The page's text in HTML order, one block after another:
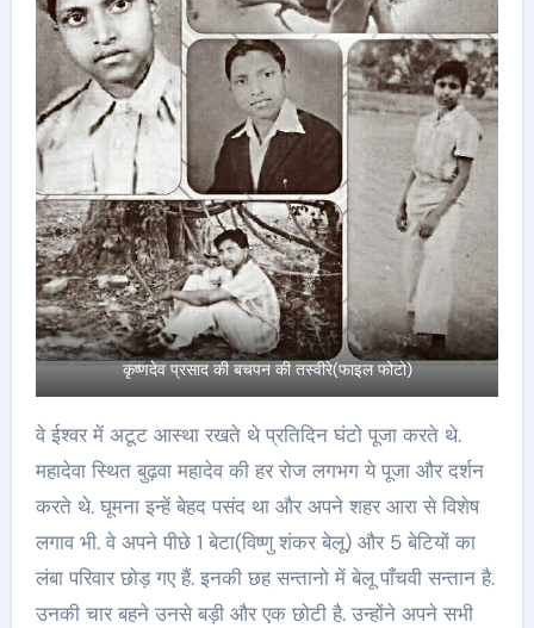
कृष्णदेव प्रसाद की बचपन की तस्वीरे(फाइल फोटो)
वे ईश्वर में अटूट आस्था रखते थे प्रतिदिन घंटो पूजा करते थे.
महादेवा स्थित बुढ़वा महादेव की हर रोज लगभग ये पूजा और दर्शन
करते थे. घूमना इन्हें बेहद पसंद था और अपने शहर आरा से विशेष
लगाव भी. वे अपने पीछे 1 बेटा(विष्णु शंकर बेलू) और 5 बेटियों का
लंबा परिवार छोड़ गए हैं. इनकी छह सन्तानो में बेलू पाँचवी सन्तान है.
उनकी चार बहने उनसे बड़ी और एक छोटी है. उन्होंने अपने सभी